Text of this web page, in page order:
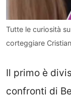
Tutte le curiosità
corteggiare
Il primo è
confronti di